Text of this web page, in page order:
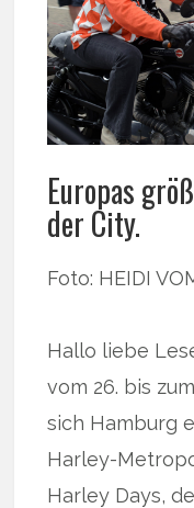
Europas
der City.
Foto: HEIDI
Hallo liebe
vom 26. bis
sich Hamburg
Harley-
Harley Days,